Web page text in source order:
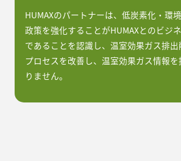
HUMAXのパートナーは、低炭素化・環
政策を強化することがHUMAXとのビジ
であることを認識し、温室効果ガス排
プロセスを改善し、温室効果ガス情報
りません。